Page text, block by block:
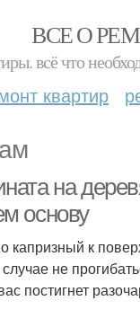
ВСЕ О
всё что
квартир
на
основу
капризный к
не
постигнет